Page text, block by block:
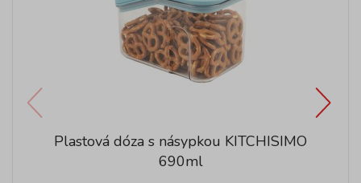
Plastová dóza s násypkou KITCHISIMO
690ml